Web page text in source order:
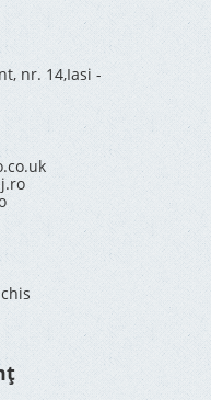
nr. 14,Iasi -